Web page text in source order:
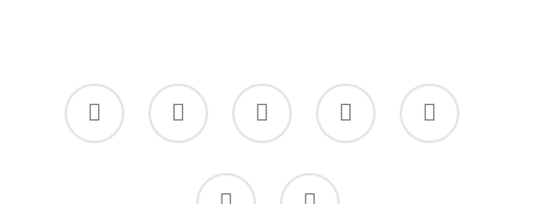
facebook
google-
plus
instagram whatsapp tiktok
phone email